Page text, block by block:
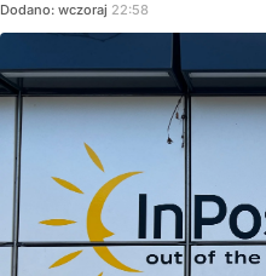
Dodano: wczoraj 22:58